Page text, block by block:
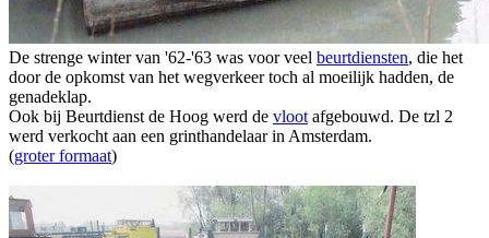
De strenge winter van '62-'63 was voor veel beurtdiensten, die het
door de opkomst van het wegverkeer toch al moeilijk hadden, de
genadeklap.
Ook bij Beurtdienst de Hoog werd de vloot afgebouwd. De tzl 2
werd verkocht aan een grinthandelaar in Amsterdam.
(groter formaat)